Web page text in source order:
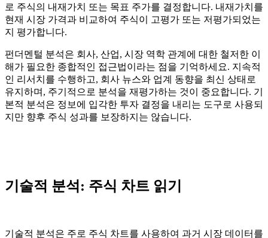
로 주식의 내재가치 또는 목표 주가를 결정합니다. 내재가치를
현재 시장 가격과 비교하여 주식이 고평가 또는 저평가되었는
지 평가합니다.
펀더멘털 분석은 회사, 산업, 시장 역학 관계에 대한 철저한 이
해가 필요한 종합적인 접근법이라는 점을 기억하세요. 지속적
인 리서치를 수행하고, 회사 뉴스와 업계 동향을 최신 상태로
유지하며, 주기적으로 분석을 재평가하는 것이 중요합니다. 기
본적 분석은 정보에 입각한 투자 결정을 내리는 도구로 사용되
지만 향후 주식 성과를 보장하지는 않습니다.
기술적 분석: 주식 차트 읽기
기술적 분석은 주로 주식 차트를 사용하여 과거 시장 데이터를